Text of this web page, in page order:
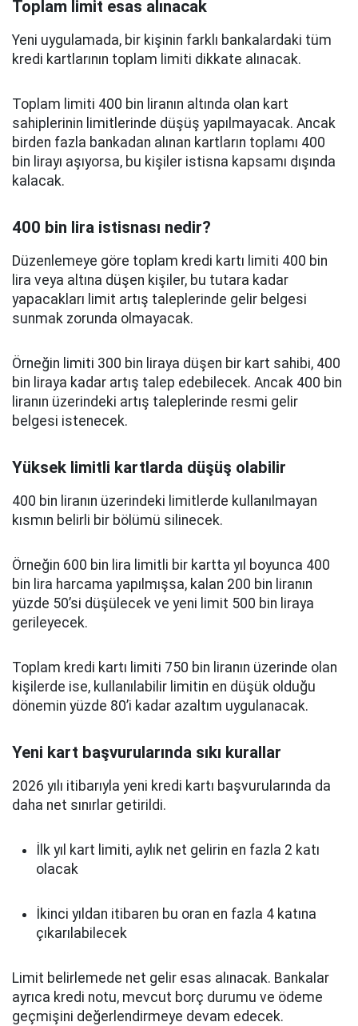
Toplam limit esas alınacak
Yeni uygulamada, bir kişinin farklı bankalardaki tüm
kredi kartlarının toplam limiti dikkate alınacak.
Toplam limiti 400 bin liranın altında olan kart
sahiplerinin limitlerinde düşüş yapılmayacak. Ancak
birden fazla bankadan alınan kartların toplamı 400
bin lirayı aşıyorsa, bu kişiler istisna kapsamı dışında
kalacak.
400 bin lira istisnası nedir?
Düzenlemeye göre toplam kredi kartı limiti 400 bin
lira veya altına düşen kişiler, bu tutara kadar
yapacakları limit artış taleplerinde gelir belgesi
sunmak zorunda olmayacak.
Örneğin limiti 300 bin liraya düşen bir kart sahibi, 400
bin liraya kadar artış talep edebilecek. Ancak 400 bin
liranın üzerindeki artış taleplerinde resmi gelir
belgesi istenecek.
Yüksek limitli kartlarda düşüş olabilir
400 bin liranın üzerindeki limitlerde kullanılmayan
kısmın belirli bir bölümü silinecek.
Örneğin 600 bin lira limitli bir kartta yıl boyunca 400
bin lira harcama yapılmışsa, kalan 200 bin liranın
yüzde 50’si düşülecek ve yeni limit 500 bin liraya
gerileyecek.
Toplam kredi kartı limiti 750 bin liranın üzerinde olan
kişilerde ise, kullanılabilir limitin en düşük olduğu
dönemin yüzde 80’i kadar azaltım uygulanacak.
Yeni kart başvurularında sıkı kurallar
2026 yılı itibarıyla yeni kredi kartı başvurularında da
daha net sınırlar getirildi.
İlk yıl kart limiti, aylık net gelirin en fazla 2 katı
olacak
İkinci yıldan itibaren bu oran en fazla 4 katına
çıkarılabilecek
Limit belirlemede net gelir esas alınacak. Bankalar
ayrıca kredi notu, mevcut borç durumu ve ödeme
geçmişini değerlendirmeye devam edecek.